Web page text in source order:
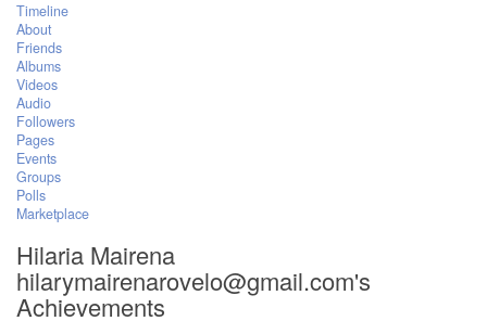
Timeline
About
Friends
Albums
Videos
Audio
Followers
Pages
Events
Groups
Polls
Marketplace
Hilaria Mairena
hilarymairenarovelo@gmail.com's
Achievements